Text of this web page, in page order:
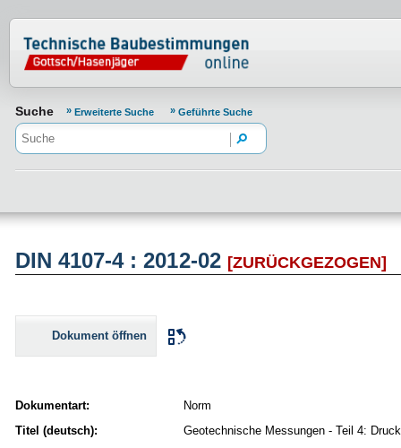
Normenportal Barrierefreiheit
Suche Erweiterte Suche Geführte Suche
DIN 4107-4 : 2012-02 [ZURÜCKGEZOGEN]
Dokument öffnen
Dokumentart:
Norm
Titel (deutsch):
Geotechnische Messungen - Teil 4: